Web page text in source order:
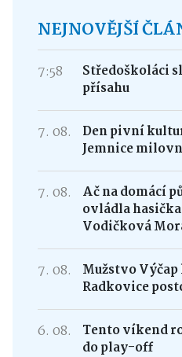
NEJNOVĚJŠÍ
7:58
Středoškoláci
přísahu
7. 08.
Den pivní
Jemnice
7. 08.
Ač na domácí
ovládla
Vodičková
7. 08.
Mužstvo
Radkovice
6. 08.
Tento víkend
do play-off